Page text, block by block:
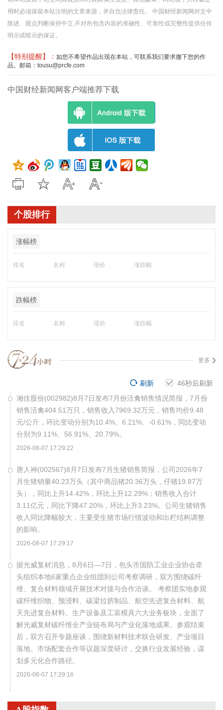
用时必须保留本站注明的文章来源，并自负法律责任。 中国财经新闻网对文中
陈述、观点判断保持中立,不对所包含内容的准确性、可靠性或完整性提供任何
明示或暗示的保证。
【特别提醒】： 如您不希望作品出现在本站，可联系我们要求撤下您的作
品。邮箱：tousu@prcfe.com
中国财经新闻网客户端推荐下载
个股排行
涨幅榜
排名 名称 现价 涨跌幅
跌幅榜
排名 名称 现价 涨跌幅
更多
45秒后刷新
刷新
湘佳股份(002982)8月7日发布7月份活禽销售情况简报，7月份
销售活禽404.51万只，销售收入7969.32万元，销售均价9.48
元/公斤，环比变动分别为10.4%、6.21%、-0.61%，同比变动
分别为9.11%、56.91%、20.79%。
2026-08-07 17:29:22
唐人神(002567)8月7日发布7月生猪销售简报，公司2026年7
月生猪销量40.23万头（其中商品猪20.36万头，仔猪19.87万
头），同比上升14.42%，环比上升12.29%；销售收入合计
3.11亿元，同比下降47.20%，环比上升3.23%。公司生猪销售
收入同比降幅较大，主要受生猪市场行情波动和出栏结构调整
的影响。
2026-08-07 17:29:17
据光威复材消息，8月6日—7日，包头市国防工业企业协会牵
头组织本地6家重点企业组团到公司考察调研，双方围绕碳纤
维、复合材料领域开展技术对接与合作洽谈。 考察团实地参观
碳纤维织物、预浸料、碳梁拉挤制品、航空先进复合材料、航
天先进复合材料、生产设备及工装模具六大业务板块，全面了
解光威复材碳纤维全产业链布局与产业化落地成果。参观结束
后，双方召开专题座谈，围绕新材料技术联合研发、产业项目
落地、市场配套合作等议题深度研讨，交换行业发展经验，谋
划多元化合作路径。
2026-08-07 17:29:16
印制电路板P3项目，项目预计总投资金额为20.86亿元人民币